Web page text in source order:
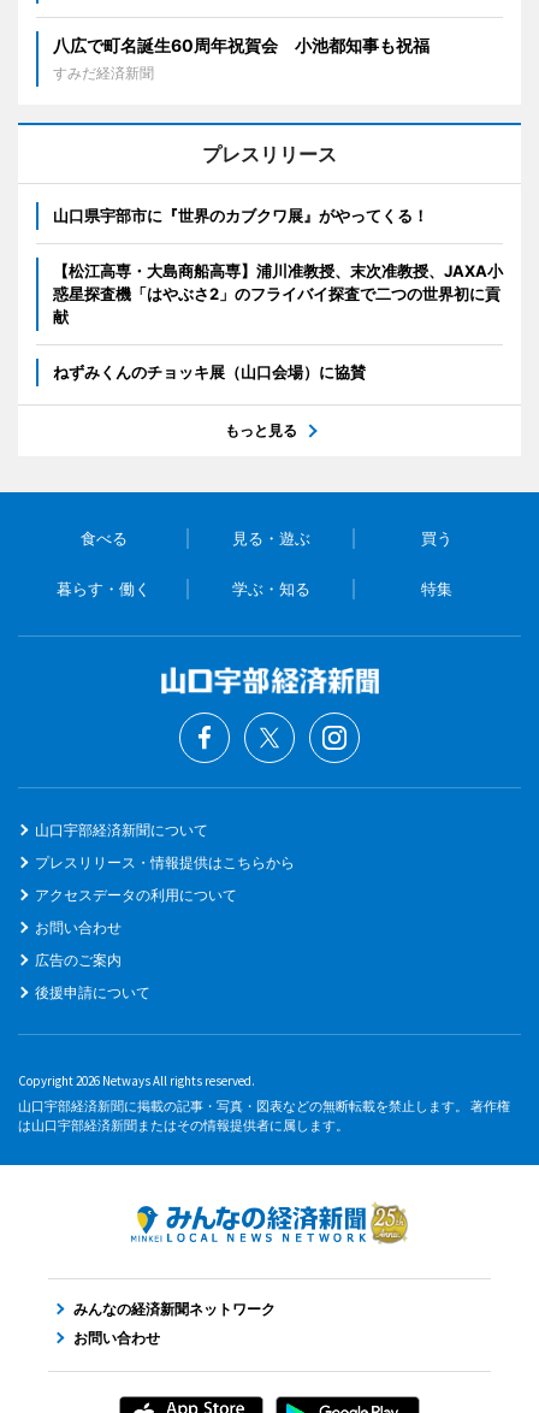
八広で町名誕生60周年祝賀会 小池都知事も祝福
すみだ経済新聞
プレスリリース
山口県宇部市に『世界のカブクワ展』がやってくる！
【松江高専・大島商船高専】浦川准教授、末次准教授、JAXA小
惑星探査機「はやぶさ2」のフライバイ探査で二つの世界初に貢
献
ねずみくんのチョッキ展（山口会場）に協賛
もっと見る
食べる 見る・遊ぶ 買う
暮らす・働く 学ぶ・知る 特集
山口宇部経済新聞について
プレスリリース・情報提供はこちらから
アクセスデータの利用について
お問い合わせ
広告のご案内
後援申請について
Copyright 2026 Netways All rights reserved.
山口宇部経済新聞に掲載の記事・写真・図表などの無断転載を禁止します。 著作権
は山口宇部経済新聞またはその情報提供者に属します。
みんなの経済新聞ネットワーク
お問い合わせ